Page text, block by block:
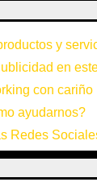
y
en
con cariño
ayudarnos?
Redes